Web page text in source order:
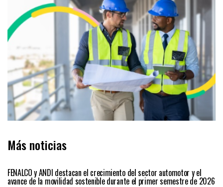
Más noticias
FENALCO y ANDI destacan el crecimiento del sector automotor y el
avance de la movilidad sostenible durante el primer semestre de 2026